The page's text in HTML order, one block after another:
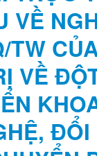
VỀ
TW
VỀ